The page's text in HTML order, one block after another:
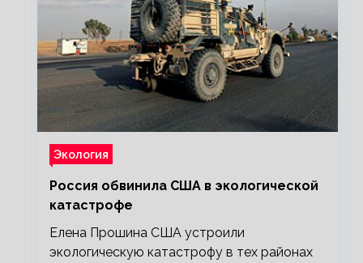
Экология
Россия обвинила США в экологической
катастрофе
Елена Прошина США устроили
экологическую катастрофу в тех районах